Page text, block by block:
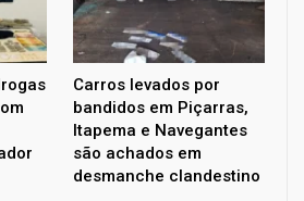
Carros levados por
bandidos em Piçarras,
Itapema e Navegantes
são achados em
desmanche clandestino